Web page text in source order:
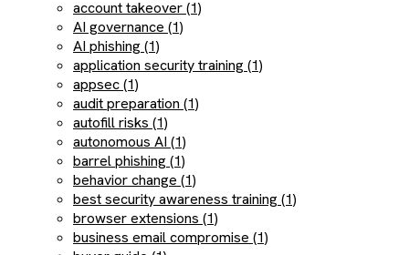
account takeover (1)
AI governance (1)
AI phishing (1)
application security training (1)
appsec (1)
audit preparation (1)
autofill risks (1)
autonomous AI (1)
barrel phishing (1)
behavior change (1)
best security awareness training (1)
browser extensions (1)
business email compromise (1)